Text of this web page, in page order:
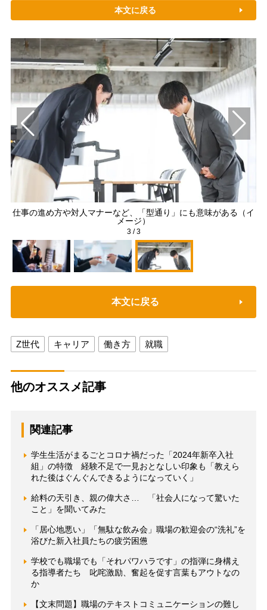
本文に戻る
仕事の進め方や対人マナーなど、「型通り」にも意味がある（イ
メージ）
3/3
本文に戻る
Z世代 キャリア 働き方 就職
他のオススメ記事
関連記事
学生生活がまるごとコロナ禍だった「2024年新卒入社
組」の特徴 経験不足で一見おとなしい印象も「教えら
れた後はぐんぐんできるようになっていく」
給料の天引き、親の偉大さ… 「社会人になって驚いた
こと」を聞いてみた
「居心地悪い」「無駄な飲み会」職場の歓迎会の“洗礼”を
浴びた新入社員たちの疲労困憊
学校でも職場でも「それパワハラです」の指弾に身構え
る指導者たち 叱咤激励、奮起を促す言葉もアウトなの
か
【文末問題】職場のテキストコミュニケーションの難し